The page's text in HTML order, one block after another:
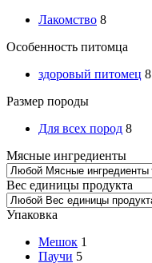
Лакомство 8
Особенность питомца
здоровый питомец 8
Размер породы
Для всех пород 8
Мясные ингредиенты
Вес единицы продукта
Упаковка
Мешок 1
Паучи 5